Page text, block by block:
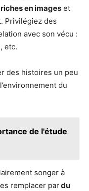
riches en images et
Privilégiez des
avec son vécu :
etc.
des histoires un peu
du
de l'étude
songer à
remplacer pardu